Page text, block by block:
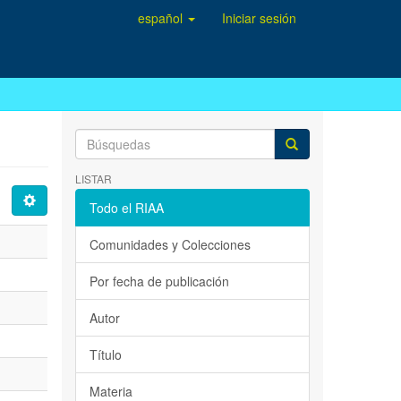
español Iniciar sesión
LISTAR
Todo el RIAA
Comunidades y Colecciones
Por fecha de publicación
Autor
Título
Materia